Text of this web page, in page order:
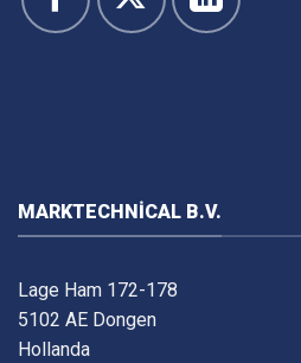
MARKTECHNICAL B.V.
Lage Ham 172-178
5102 AE Dongen
Hollanda